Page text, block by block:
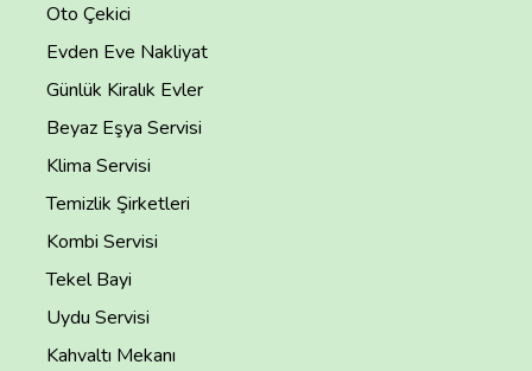
Oto Çekici
Evden Eve Nakliyat
Günlük Kiralık Evler
Beyaz Eşya Servisi
Klima Servisi
Temizlik Şirketleri
Kombi Servisi
Tekel Bayi
Uydu Servisi
Kahvaltı Mekanı